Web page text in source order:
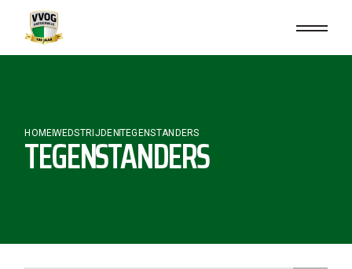
content
HOMEWEDSTRIJDEN TEGENSTANDERS
TEGENSTANDERS